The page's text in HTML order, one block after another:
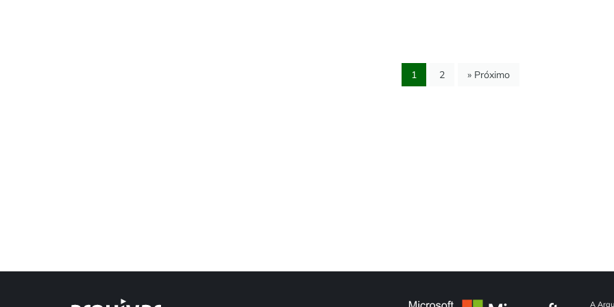
1 2 » Próximo
A